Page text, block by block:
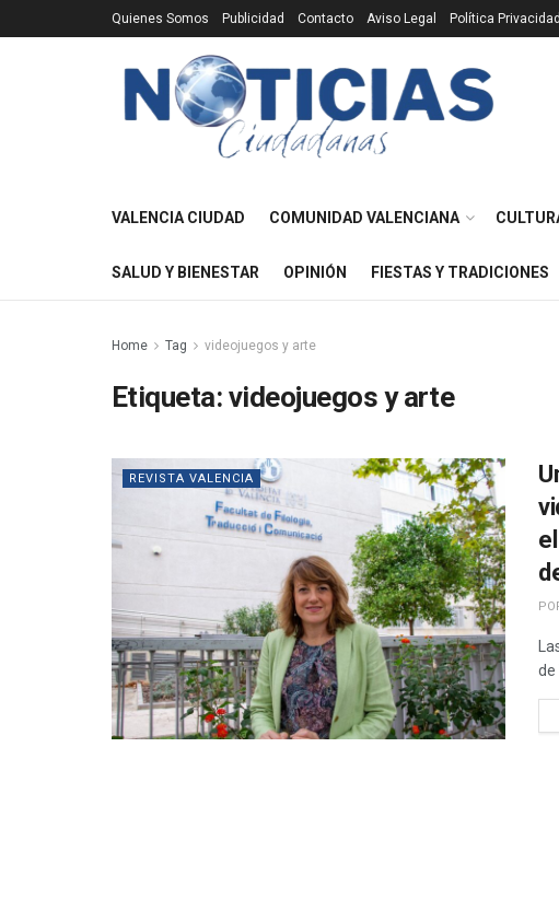
Quienes Somos Publicidad Contacto Aviso Legal Política Privacidad
VALENCIA CIUDAD COMUNIDAD VALENCIANA
SALUD Y BIENESTAR OPINIÓN FIESTAS Y TRADICIONES
Home Tag videojuegos y arte
Etiqueta: videojuegos y arte
REVISTA VALENCIA
de